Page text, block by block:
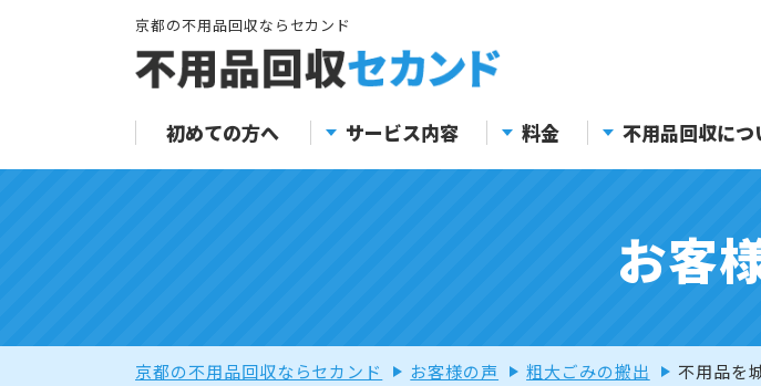
京都の不用品回収ならセカンド
初めての方へ サービス内容 料金 不用品回収につ
お客
京都の不用品回収ならセカンド お客様の声 粗大ごみの搬出 不用品を